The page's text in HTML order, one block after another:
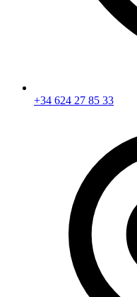
+34 624 27 85 33